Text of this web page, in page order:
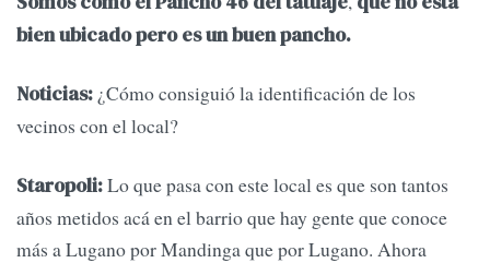
bien ubicado pero es un buen pancho.
Noticias: ¿Cómo consiguió la identificación de los
vecinos con el local?
Staropoli:Lo que pasa con este local es que son tantos
años metidos acá en el barrio que hay gente que conoce
más a Lugano por Mandinga que por Lugano. Ahora